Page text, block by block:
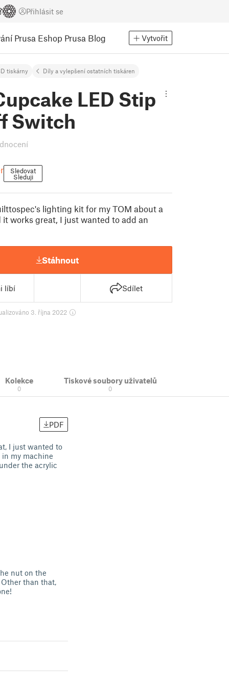
Přihlásit se
Prusa Eshop Prusa Blog Vytvořit
tiskárny Díly a vylepšení ostatních tiskáren
LED Stip
Switch
Sledovat
Sleduji
lighting kit for my TOM about a
it works great, I just wanted to add an
Stáhnout
líbí Sdílet
3. října 2022
Kolekce
0
Tiskové soubory uživatelů
0
PDF
I just wanted to
my machine
the acrylic
nut on the
than that,